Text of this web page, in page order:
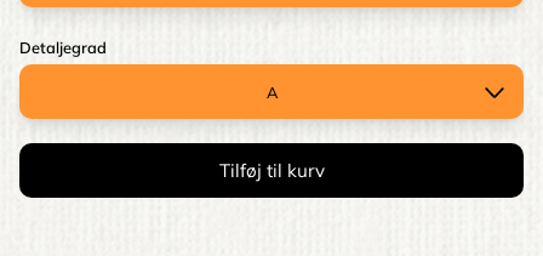
Detaljegrad